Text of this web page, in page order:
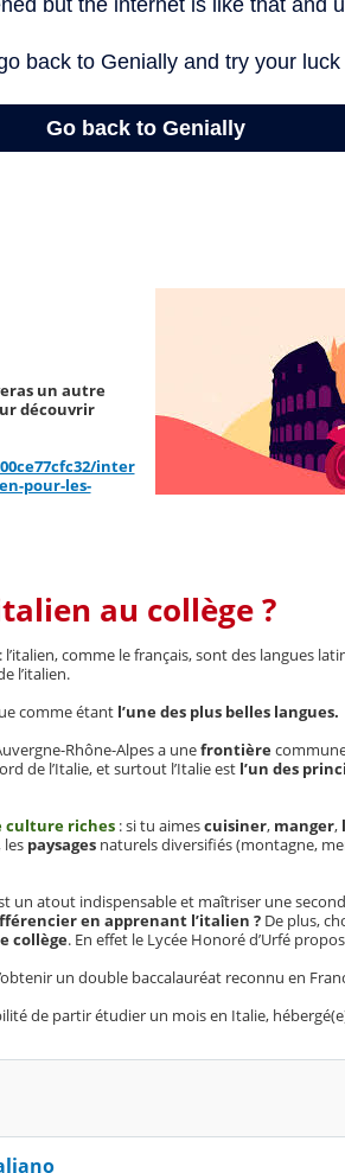
un autre
découvrir
inter
pour-les-
au collège ?
: l’italien, comme le français, sont des langues
l’italien.
comme étant l’une des plus belles langues.
Rhône-Alpes a unefrontière
de l’Italie, et surtout l’Italie est l’un des
culture riches : si tu aimescuisiner, manger,
paysages naturels diversifiés (montagne,
un atout indispensable et maîtriser une
en apprenant l’italien ? De plus,
collège. En effet le Lycée Honoré d’Urfé
un double baccalauréat reconnu en
de partir étudier un mois en Italie,